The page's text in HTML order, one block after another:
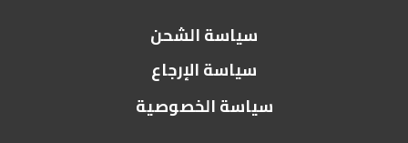
سياسة الشحن
سياسة الإرجاع
سياسة الخصوصية